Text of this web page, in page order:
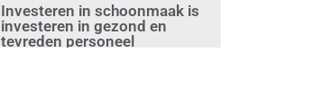
Investeren in schoonmaak is
investeren in gezond en